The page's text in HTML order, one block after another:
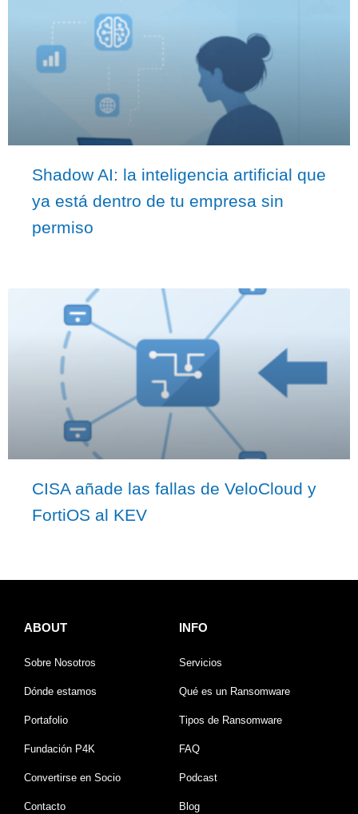
Shadow AI: la inteligencia artificial que
ya está dentro de tu empresa sin
permiso
CISA añade las fallas de VeloCloud y
FortiOS al KEV
ABOUT
Sobre Nosotros
Dónde estamos
Portafolio
Fundación P4K
Convertirse en Socio
Contacto
INFO
Servicios
Qué es un Ransomware
Tipos de Ransomware
FAQ
Podcast
Blog